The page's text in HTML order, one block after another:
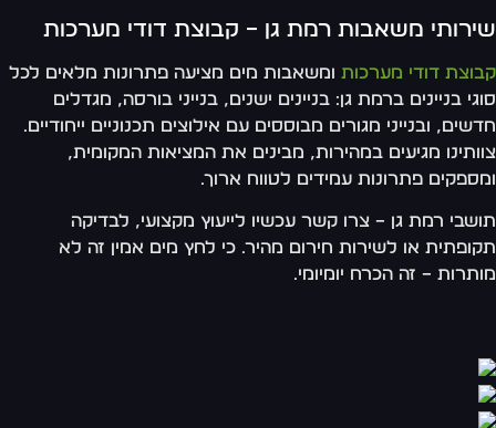
שירותי משאבות רמת גן – קבוצת דודי מערכות
קבוצת דודי מערכות ומשאבות מים מציעה פתרונות מלאים לכל
סוגי בניינים ברמת גן: בניינים ישנים, בנייני בורסה, מגדלים
חדשים, ובנייני מגורים מבוססים עם אילוצים תכנוניים ייחודיים.
צוותינו מגיעים במהירות, מבינים את המציאות המקומית,
ומספקים פתרונות עמידים לטווח ארוך.
תושבי רמת גן – צרו קשר עכשיו לייעוץ מקצועי, לבדיקה
תקופתית או לשירות חירום מהיר. כי לחץ מים אמין זה לא
מותרות – זה הכרח יומיומי.